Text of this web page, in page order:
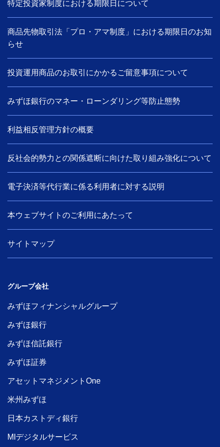
特定投資家制度における期限日について
商品先物取引法「プロ・アマ制度」における期限日のお知
らせ
投資運用商品のお取引にかかるご留意事項について
みずほ銀行のマネー・ローンダリング等防止態勢
利益相反管理方針の概要
反社会的勢力との関係遮断に向けた取り組み強化について
電子決済等代行業に係る利用者に対する説明
本ウェブサイトのご利用にあたって
サイトマップ
グループ会社
みずほフィナンシャルグループ
みずほ銀行
みずほ信託銀行
みずほ証券
アセットマネジメントOne
米州みずほ
日本カストディ銀行
MIデジタルサービス